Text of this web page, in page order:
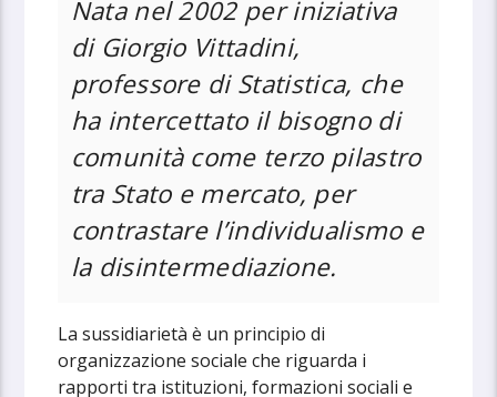
Nata nel 2002 per iniziativa
di Giorgio Vittadini,
professore di Statistica, che
ha intercettato il bisogno di
comunità come terzo pilastro
tra Stato e mercato, per
contrastare l’individualismo e
la disintermediazione.
La sussidiarietà è un principio di
organizzazione sociale che riguarda i
rapporti tra istituzioni, formazioni sociali e